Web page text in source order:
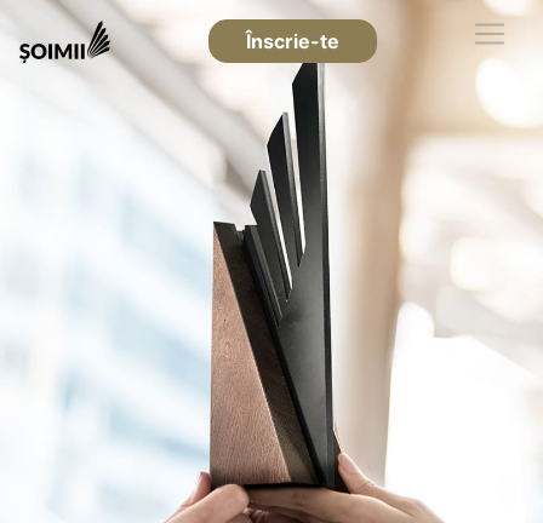
Înscrie-te